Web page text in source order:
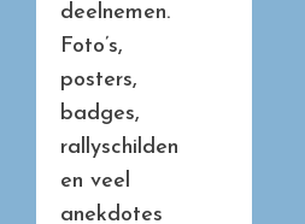
deelnemen.
Foto’s,
posters,
badges,
rallyschilden
en veel
anekdotes